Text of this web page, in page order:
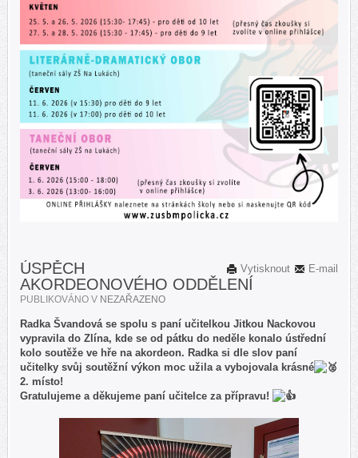
E-mail
Vytisknout
ÚSPĚCH
AKORDEONOVÉHO ODDĚLENÍ
PUBLIKOVÁNO V NEZAŘAZENO
Radka Švandová se spolu s paní učitelkou Jitkou Nackovou
vypravila do Zlína, kde se od pátku do neděle konalo ústřední
kolo soutěže ve hře na akordeon. Radka si dle slov paní
učitelky svůj soutěžní výkon moc užila a vybojovala krásné
2. místo!
Gratulujeme a děkujeme paní učitelce za přípravu!